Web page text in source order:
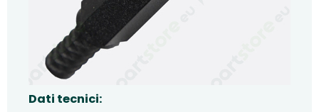
Dati tecnici: